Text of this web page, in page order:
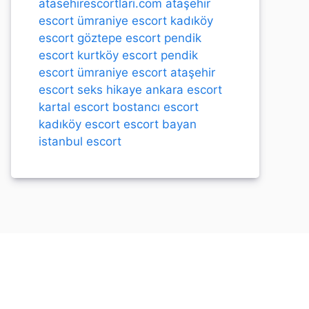
atasehirescortlari.com ataşehir
escort ümraniye escort kadıköy
escort göztepe escort pendik
escort kurtköy escort pendik
escort ümraniye escort ataşehir
escort seks hikaye ankara escort
kartal escort bostancı escort
kadıköy escort escort bayan
istanbul escort